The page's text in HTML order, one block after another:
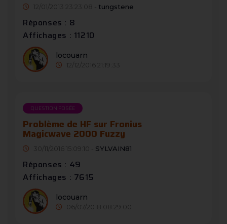
12/01/2013 23:23:08 - tungstene
Réponses : 8
Affichages : 11210
locouarn
12/12/2016 21:19:33
QUESTION POSÉE
Problème de HF sur Fronius
Magicwave 2000 Fuzzy
30/11/2016 15:09:10 - SYLVAIN81
Réponses : 49
Affichages : 7615
locouarn
06/07/2018 08:29:00